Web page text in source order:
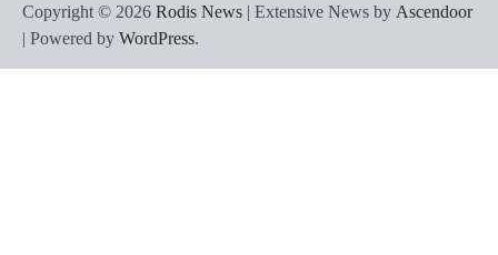
Copyright © 2026 Rodis News | Extensive News by Ascendoor
| Powered by WordPress.